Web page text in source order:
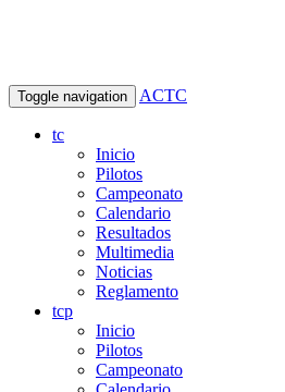
Toggle navigation ACTC
tc
Inicio
Pilotos
Campeonato
Calendario
Resultados
Multimedia
Noticias
Reglamento
tcp
Inicio
Pilotos
Campeonato